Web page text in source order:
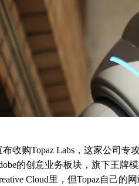
布收购Topaz Labs，这家公司
的创意业务板块，旗下王牌
Cloud里，但Topaz自己